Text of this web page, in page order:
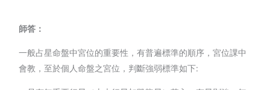
師答：
一般占星命盤中宮位的重要性，有普遍標準的順序，宮位課中
會教，至於個人命盤之宮位，判斷強弱標準如下: